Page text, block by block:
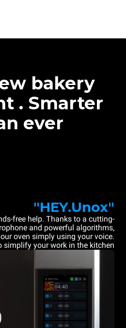
bakery
. Smarter
ever.
"HEY.Unox"
free help. Thanks to a cutting-
and powerful algorithms,
oven simply using your voice.
simplify your work in the kitchen.